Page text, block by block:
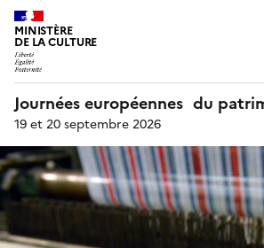
MINISTÈRE
DE LA CULTURE
Journées européennes du
19 et 20 septembre 2026